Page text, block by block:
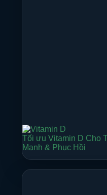
Tối ưu Vitamin D Cho
Mạnh & Phục Hồi